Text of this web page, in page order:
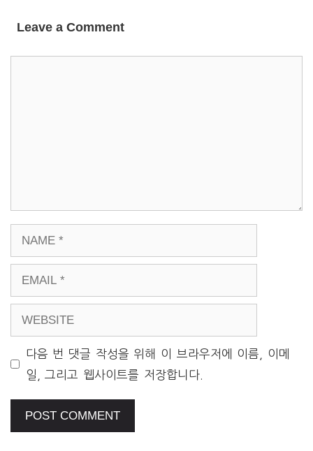
Leave a Comment
NAME
EMAIL
WEBSITE
다음 번 댓글 작성을 위해 이 브라우저에 이름, 이메
일, 그리고 웹사이트를 저장합니다.